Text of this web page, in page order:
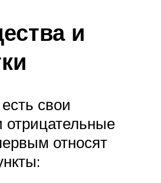
и
свои
отрицательные
относят